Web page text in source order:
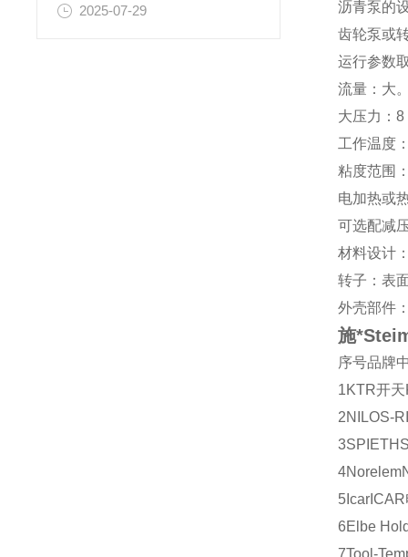
2025-07-29
沥青泵的
齿轮泵或
运行参数
流量：大
大压力：8
工作温度
粘度范围
电加热或
可选配减
材料设计
转子：表
外壳部件
施
序号品牌
1KTR开天
2NILOS-
3SPIETH
4Norelem
5 Icar ICAR
6Elbe
7Tool-